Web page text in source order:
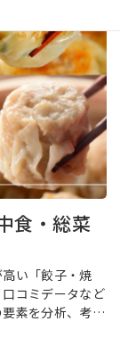
食・総菜
い「餃子・焼
コミデータなど
素を分析、考察